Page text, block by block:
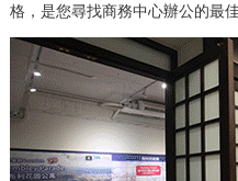
格，是您尋找商務中心辦公的最